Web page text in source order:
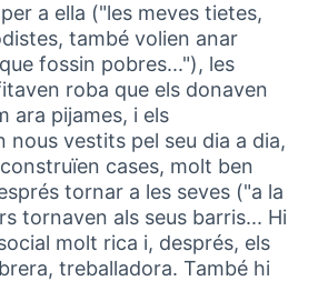
a ella ("les meves tietes,
també volien anar
fossin pobres..."), les
roba que els donaven
ara pijames, i els
vestits pel seu dia a dia,
cases, molt ben
tornar a les seves ("a la
tornaven als seus barris... Hi
molt rica i, després, els
treballadora. També hi